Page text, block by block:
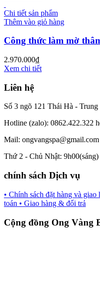
Chi tiết sản phẩm
Thêm vào giỏ hàng
Công thức làm mờ
2.970.000₫
Xem chi tiết
Liên hệ
Số 3 ngõ 121 Thái Hà -
Hotline (zalo): 0862.422.322
Mail: ongvangspa@gmail.com
Thứ 2 - Chủ Nhật:
chính sách Dịch vụ
• Chính sách đặt hàng và giao
toán • Giao hàng & đổi trả
Cộng đồng Ong Vàng